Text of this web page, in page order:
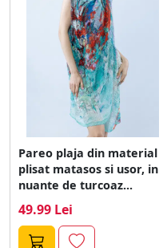
Pareo plaja din material
plisat matasos si usor, in
nuante de turcoaz...
49.99 Lei